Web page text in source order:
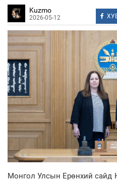
Kuzmo
2026-05-12
Монгол Улсын Ерөнхий сайд